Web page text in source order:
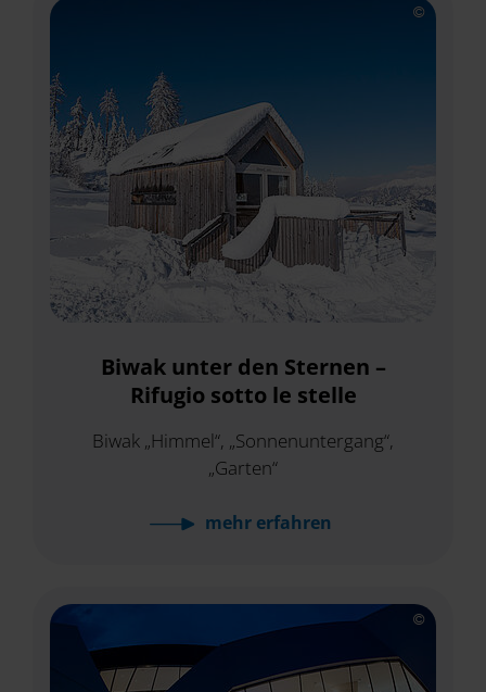
Biwak unter den Sternen –
Rifugio sotto le stelle
Biwak „Himmel“, „Sonnenuntergang“,
„Garten“
mehrerfahren